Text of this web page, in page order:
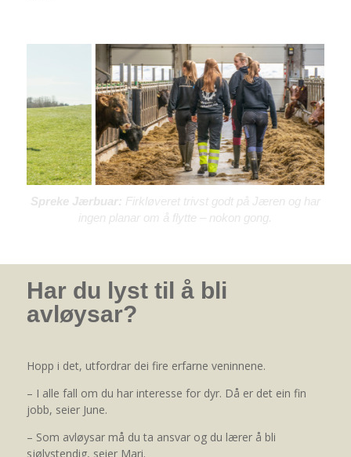
Å sjå dyra:Å ha eit auge for om dyra er friske er ein viktig
eigenskap, både som avløysar og bonde.
Har du lyst til å bli
avløysar?
Hopp i det, utfordrar dei fire erfarne veninnene.
– I alle fall om du har interesse for dyr. Då er det ein fin
jobb, seier June.
– Som avløysar må du ta ansvar og du lærer å bli
sjølvstendig, seier Mari.